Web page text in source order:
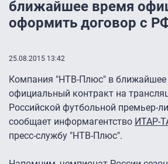
ближайшее время
оформить договор с
25.08.2015 13:42
Компания "НТВ-Плюс" в
официальный контракт на
Российской футбольной премьер-
сообщает информагентство ИТАР-
пресс-службу "НТВ-Плюс".